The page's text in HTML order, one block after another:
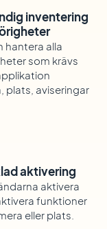
inventering
hantera alla
som krävs
plats, aviseringar
aktivering
aktivera
funktioner
eller plats.